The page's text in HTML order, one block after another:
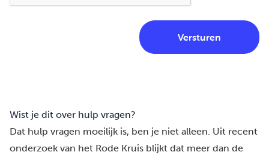
Wist je dit over hulp vragen?
Dat hulp vragen moeilijk is, ben je niet alleen. Uit recent
onderzoek van het Rode Kruis blijkt dat meer dan de